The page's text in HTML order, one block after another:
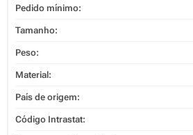
Pedido mínimo:
Tamanho:
Peso:
Material:
País de origem:
Código Intrastat: